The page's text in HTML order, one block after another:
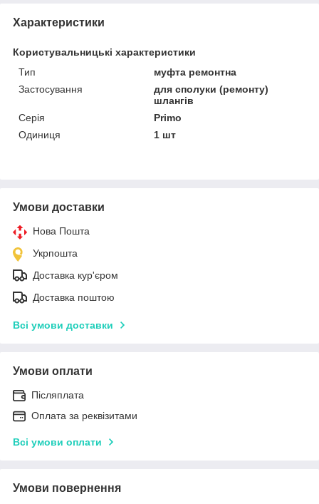
Характеристики
Користувальницькі характеристики
Тип
муфта ремонтна
Застосування
для сполуки (ремонту)
шлангів
Серія
Primo
Одиниця
1 шт
Умови доставки
Нова Пошта
Укрпошта
Доставка кур'єром
Доставка поштою
Всі умови доставки
Умови оплати
Післяплата
Оплата за реквізитами
Всі умови оплати
Умови повернення